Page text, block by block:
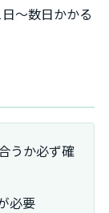
～数日かかる
うか必ず確
必要